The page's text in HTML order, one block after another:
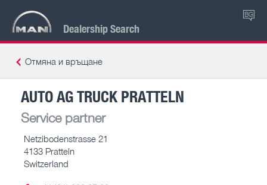
Dealership Search
BG
Отмяна и връщане
AUTO AG TRUCK PRATTELN
Service partner
Netzibodenstrasse 21
4133 Pratteln
Switzerland